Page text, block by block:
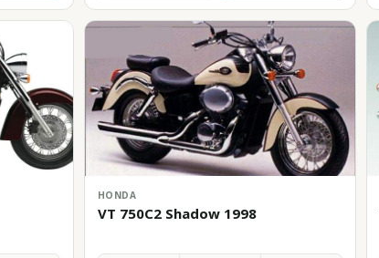
HONDA
VT 750C2 Shadow 1998